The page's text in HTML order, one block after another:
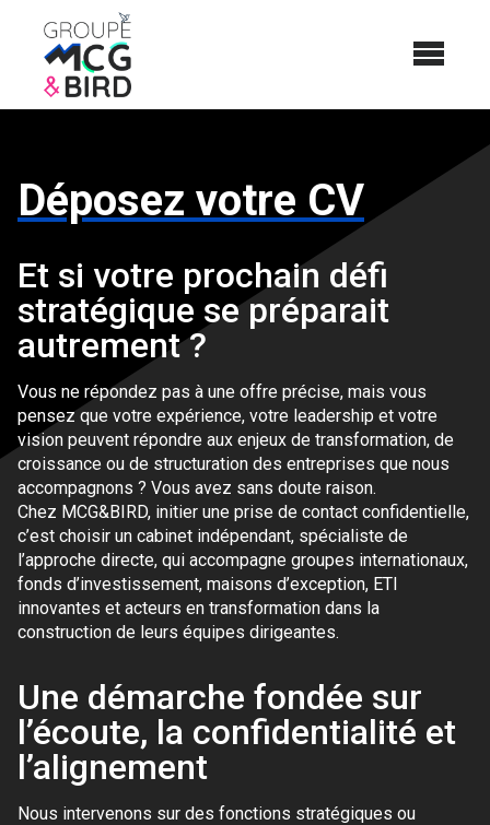
Déposez votre CV
Et si votre prochain défi
stratégique se préparait
autrement ?
Vous ne répondez pas à une offre précise, mais vous
pensez que votre expérience, votre leadership et votre
vision peuvent répondre aux enjeux de transformation, de
croissance ou de structuration des entreprises que nous
accompagnons ? Vous avez sans doute raison.
Chez MCG&BIRD, initier une prise de contact confidentielle,
c’est choisir un cabinet indépendant, spécialiste de
l’approche directe, qui accompagne groupes internationaux,
fonds d’investissement, maisons d’exception, ETI
innovantes et acteurs en transformation dans la
construction de leurs équipes dirigeantes.
Une démarche fondée sur
l’écoute, la confidentialité et
l’alignement
Nous intervenons sur des fonctions stratégiques ou